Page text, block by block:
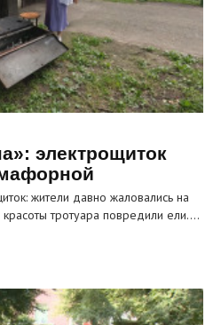
электрощиток
жители давно жаловались на
тротуара повредили ели.…